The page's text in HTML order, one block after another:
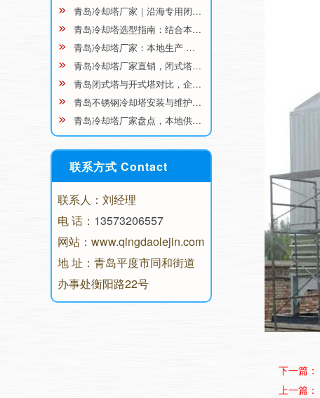
青岛冷却塔厂家｜沿海专用闭…
青岛冷却塔选型指南：结合本…
青岛冷却塔厂家：本地生产 …
青岛冷却塔厂家直销，闭式塔…
青岛闭式塔与开式塔对比，企…
青岛不锈钢冷却塔安装与维护…
青岛冷却塔厂家盘点，本地供…
联系方式 Contact
联系人：刘经理
电 话： 13573206557
网站：www.qingdaolejin.com
地 址：青岛平度市同和街道
办事处衡阳路22号
下一篇：
上一篇：